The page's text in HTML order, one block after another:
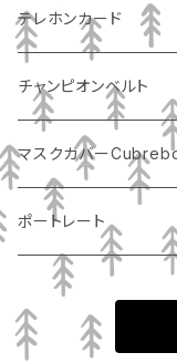
テレホンカード
チャンピオンベルト
マスクカバー
ポートレート